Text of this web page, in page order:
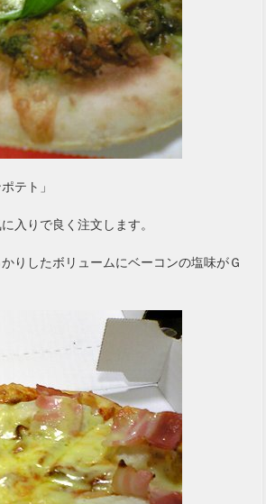
テト」
入りで良く注文します。
りしたボリュームにベーコンの塩味がＧ